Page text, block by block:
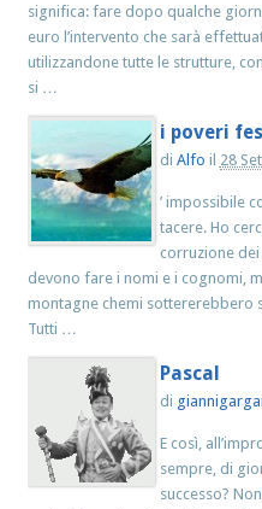
significa: fare dopo qualche
euro l’intervento che sarà
utilizzandone tutte le strutture,
si …
i poveri
di Alfo il 28
’ impossibile
tacere. Ho
corruzione
devono fare i nomi e i cognomi,
montagne chemi sottererebbero
Tutti …
Pascal
di
E così,
sempre, di
successo?